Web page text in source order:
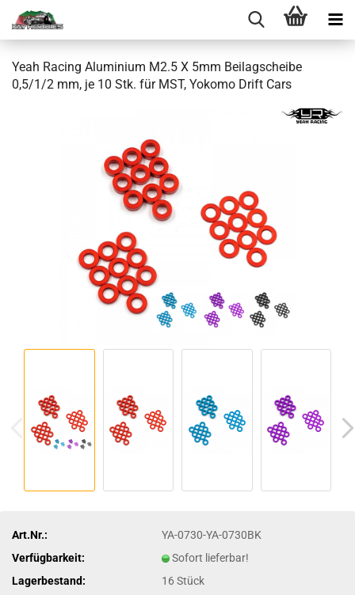
Yeah Racing Aluminium M2.5 X 5mm Beilagscheibe
0,5/1/2 mm, je 10 Stk. für MST, Yokomo Drift Cars
Art.Nr.:
YA-0730-YA-0730BK
Verfügbarkeit:
Sofort lieferbar!
Lagerbestand:
16Stück